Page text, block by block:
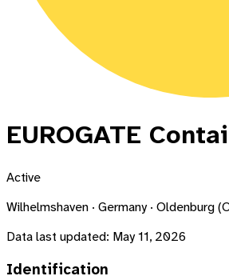
EUROGATE
Active
Wilhelmshaven · Germany · Oldenburg
Data last updated: May 11, 2026
Identification